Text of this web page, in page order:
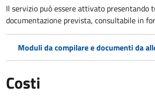
Il servizio può essere attivato presentando
documentazione prevista, consultabile in
Moduli da compilare e documenti da
Costi